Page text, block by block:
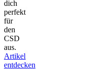
dich
perfekt
für
den
CSD
aus.
Artikel
entdecken